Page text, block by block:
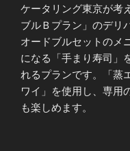
ケータリング東京が考
ブルＢプラン」のデリ
オードブルセットのメ
になる「手まり寿司」
れるプランです。「蒸
ワイ」を使用し、専用
も楽しめます。